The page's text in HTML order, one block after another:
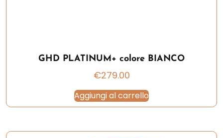
GHD PLATINUM+ colore BIANCO
€279.00
Aggiungi al carrello